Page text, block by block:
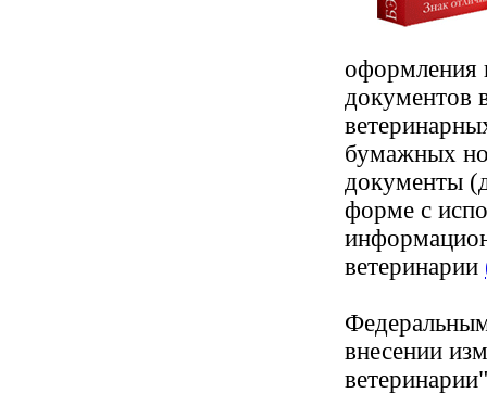
оформления
документов
бумажных
документы
форме с
ветеринарии
внесении